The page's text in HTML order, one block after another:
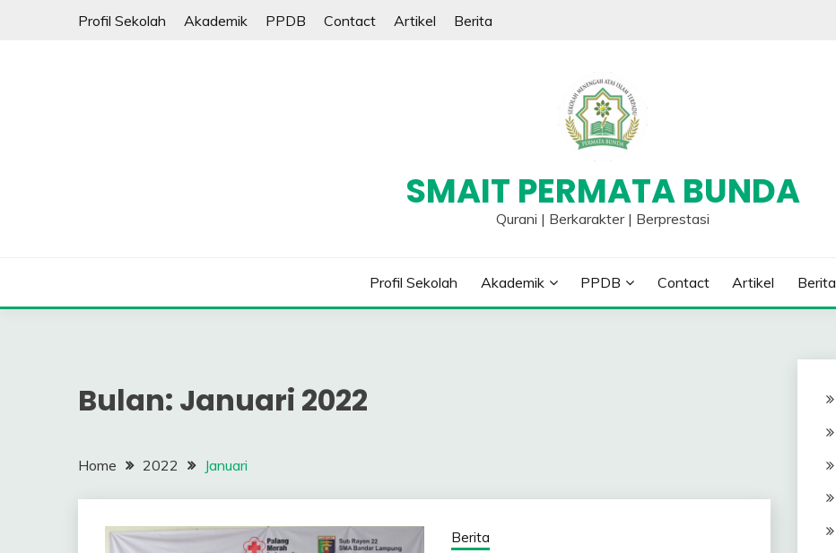
Profil Sekolah Akademik PPDB Contact Artikel Berita
SMAIT PERMATA BUNDA
Qurani | Berkarakter | Berprestasi
Profil Sekolah Akademik PPDB Contact Artikel Berita
Bulan: Januari 2022
Home 2022 Januari
Berita